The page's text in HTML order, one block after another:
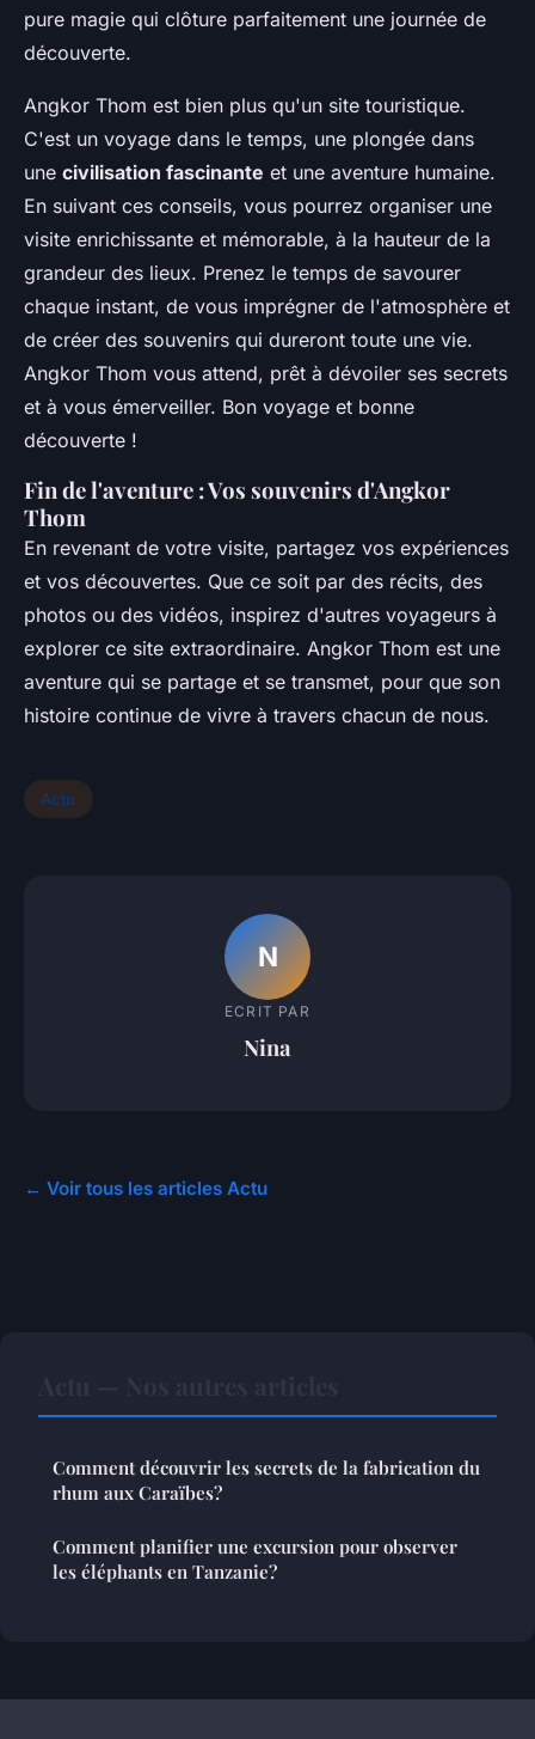
pure magie qui clôture parfaitement une journée de
découverte.
Angkor Thom est bien plus qu'un site touristique.
C'est un voyage dans le temps, une plongée dans
une civilisation fascinante et une aventure humaine.
En suivant ces conseils, vous pourrez organiser une
visite enrichissante et mémorable, à la hauteur de la
grandeur des lieux. Prenez le temps de savourer
chaque instant, de vous imprégner de l'atmosphère et
de créer des souvenirs qui dureront toute une vie.
Angkor Thom vous attend, prêt à dévoiler ses secrets
et à vous émerveiller. Bon voyage et bonne
découverte !
Fin de l'aventure : Vos souvenirs d'Angkor
Thom
En revenant de votre visite, partagez vos expériences
et vos découvertes. Que ce soit par des récits, des
photos ou des vidéos, inspirez d'autres voyageurs à
explorer ce site extraordinaire. Angkor Thom est une
aventure qui se partage et se transmet, pour que son
histoire continue de vivre à travers chacun de nous.
Actu
N
ECRIT PAR
Nina
← Voir tous les articles Actu
Comment découvrir les secrets de la fabrication du
rhum aux Caraïbes?
Comment planifier une excursion pour observer
les éléphants en Tanzanie?